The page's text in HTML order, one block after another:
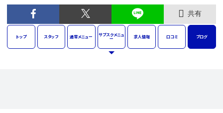
共有
トップ スタッフ 通常メニュー サブスクメニュ
ー 求人情報 口コミ ブログ